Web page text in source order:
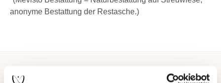
anonyme Bestattung der Restasche.)